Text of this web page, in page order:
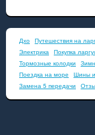
Дхо Путешествия на
Электрика Покупка
Тормозные колодки
Поездка на море
Шины и
Замена 5 передачи